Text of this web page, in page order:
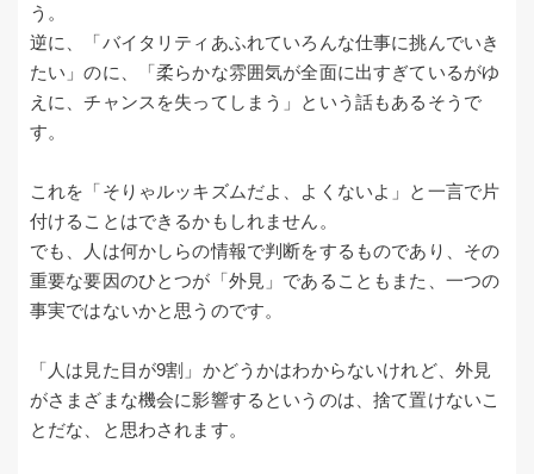
う。
逆に、「バイタリティあふれていろんな仕事に挑んでいき
たい」のに、「柔らかな雰囲気が全面に出すぎているがゆ
えに、チャンスを失ってしまう」という話もあるそうで
す。
これを「そりゃルッキズムだよ、よくないよ」と一言で片
付けることはできるかもしれません。
でも、人は何かしらの情報で判断をするものであり、その
重要な要因のひとつが「外見」であることもまた、一つの
事実ではないかと思うのです。
「人は見た目が9割」かどうかはわからないけれど、外見
がさまざまな機会に影響するというのは、捨て置けないこ
とだな、と思わされます。